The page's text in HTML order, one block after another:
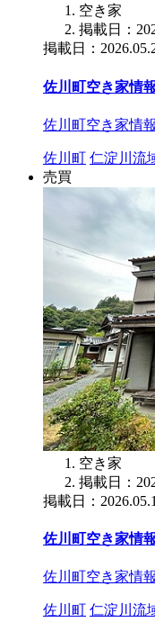
空き家
掲載日：
掲載日：
佐川町空き家情報
佐川町空き家情報
佐川町 仁淀川流
売買
空き家
掲載日：
掲載日：
佐川町空き家情
佐川町空き家情
佐川町 仁淀川流